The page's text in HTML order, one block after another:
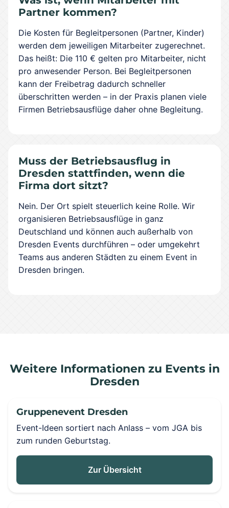
Partner kommen?
Die Kosten für Begleitpersonen (Partner, Kinder)
werden dem jeweiligen Mitarbeiter zugerechnet.
Das heißt: Die 110 € gelten pro Mitarbeiter, nicht
pro anwesender Person. Bei Begleitpersonen
kann der Freibetrag dadurch schneller
überschritten werden – in der Praxis planen viele
Firmen Betriebsausflüge daher ohne Begleitung.
Muss der Betriebsausflug in
Dresden stattfinden, wenn die
Firma dort sitzt?
Nein. Der Ort spielt steuerlich keine Rolle. Wir
organisieren Betriebsausflüge in ganz
Deutschland und können auch außerhalb von
Dresden Events durchführen – oder umgekehrt
Teams aus anderen Städten zu einem Event in
Dresden bringen.
Weitere Informationen zu Events in
Dresden
Gruppenevent Dresden
Event-Ideen sortiert nach Anlass – vom JGA bis
zum runden Geburtstag.
Zur Übersicht